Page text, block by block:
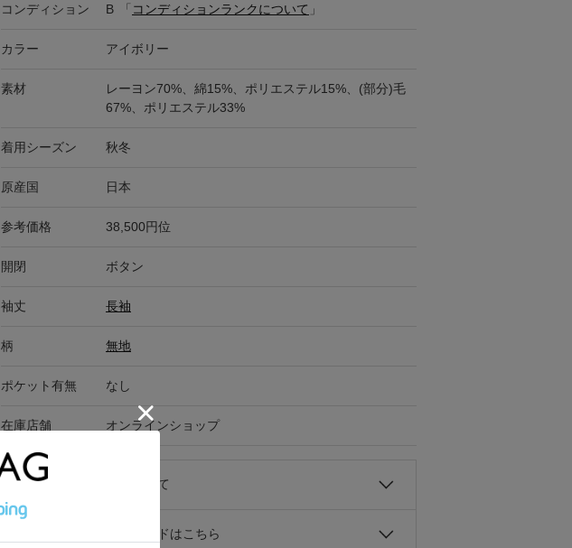
コンディション B 「 コンディションランクについて 」
カラー アイボリー
素材
レーヨン70%、綿15%、ポリエステル15%、(部分)毛
67%、ポリエステル33%
着用シーズン 秋冬
原産国 日本
参考価格 38,500円位
開閉 ボタン
袖丈 長袖
柄 無地
ポケット有無 なし
在庫店舗 オンラインショップ
キャンセル・返品について
お買い物時のご利用ガイドはこちら